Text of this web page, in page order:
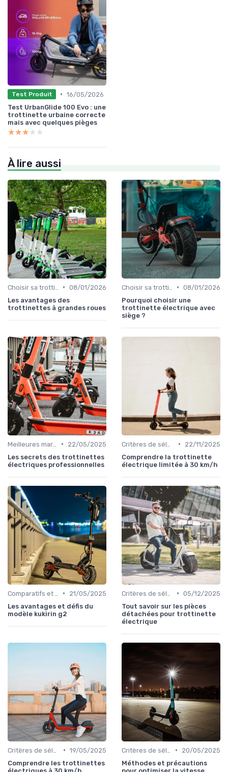
Test Produit • 16/05/2026
Test UrbanGlide 100 Evo : une
trottinette urbaine correcte
mais avec quelques pièges
★★★★★
★★★★★
À lire aussi
• 08/01/2026
Les avantages des
trottinettes à grandes roues
• 08/01/2026
Pourquoi choisir une
trottinette électrique avec
siège ?
•
22/05/2025
Les secrets des trottinettes
électriques professionnelles
•
22/11/2025
Comprendre la trottinette
électrique limitée à 30 km/h
•
21/05/2025
Les avantages et défis du
modèle kukirin g2
• 05/12/2025
Tout savoir sur les pièces
détachées pour trottinette
électrique
• 19/05/2025
Comprendre les trottinettes
•
20/05/2025
Méthodes et précautions